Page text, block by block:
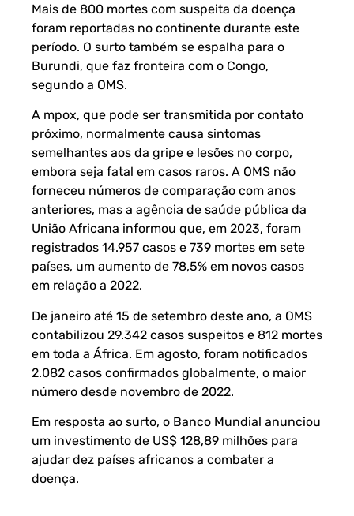
Mais de 800 mortes com suspeita da doença
foram reportadas no continente durante este
período. O surto também se espalha para o
Burundi, que faz fronteira com o Congo,
segundo a OMS.
A mpox, que pode ser transmitida por contato
próximo, normalmente causa sintomas
semelhantes aos da gripe e lesões no corpo,
embora seja fatal em casos raros. A OMS não
forneceu números de comparação com anos
anteriores, mas a agência de saúde pública da
União Africana informou que, em 2023, foram
registrados 14.957 casos e 739 mortes em sete
países, um aumento de 78,5% em novos casos
em relação a 2022.
De janeiro até 15 de setembro deste ano, a OMS
contabilizou 29.342 casos suspeitos e 812 mortes
em toda a África. Em agosto, foram notificados
2.082 casos confirmados globalmente, o maior
número desde novembro de 2022.
Em resposta ao surto, o Banco Mundial anunciou
um investimento de US$ 128,89 milhões para
ajudar dez países africanos a combater a
doença.